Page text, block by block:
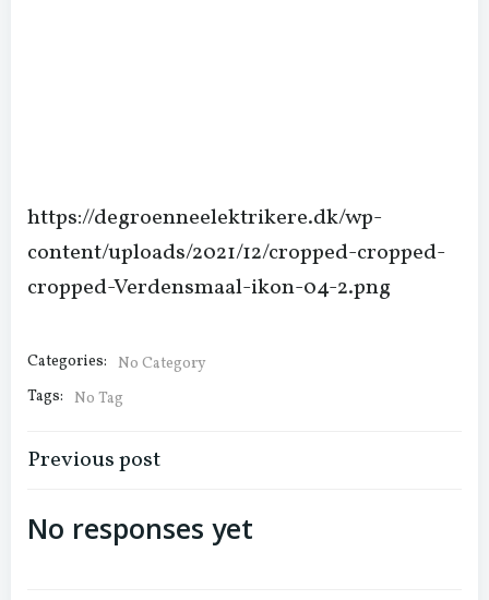
https://degroenneelektrikere.dk/wp-
content/uploads/2021/12/cropped-cropped-
cropped-Verdensmaal-ikon-04-2.png
Categories: No Category
Tags: No Tag
Indlægsnavigation
Previous post
No responses yet